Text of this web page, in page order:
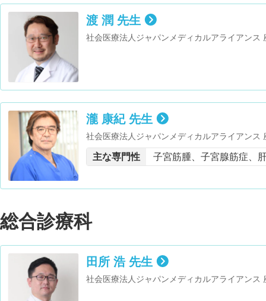
渡 潤 先生
社会医療法人ジャパンメディカルアライアンス
瀧 康紀 先生
社会医療法人ジャパンメディカルアライアンス
主な専門性 子宮筋腫、子宮腺筋症、
総合診療科
田所 浩 先生
社会医療法人ジャパンメディカルアライアンス